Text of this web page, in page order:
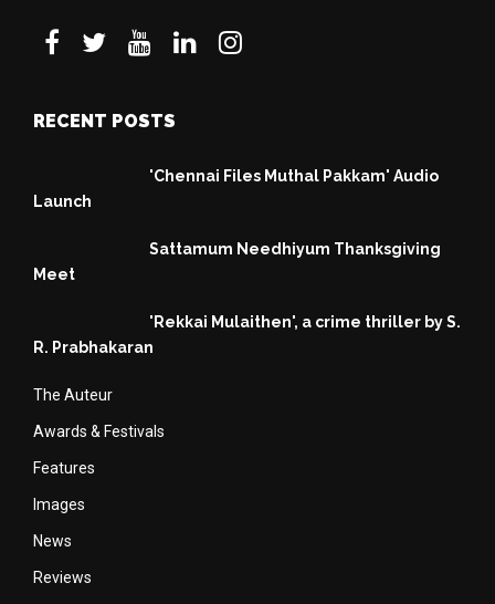
RECENT POSTS
'Chennai Files Muthal Pakkam' Audio
Launch
Sattamum Needhiyum Thanksgiving
Meet
'Rekkai Mulaithen', a crime thriller by S.
R. Prabhakaran
The Auteur
Awards & Festivals
Features
Images
News
Reviews